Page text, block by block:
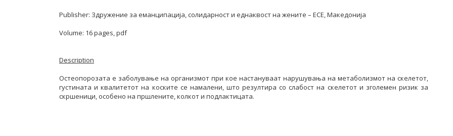
Publisher: Здружение за еманципација, солидарност и еднаквост на жените – ЕСЕ, Македонија
Volume: 16 pages, pdf
Description
Остеопорозата е заболување на организмот при кое настануваат нарушувања на метаболизмот на скелетот,
густината и квалитетот на коските се намалени, што резултира со слабост на скелетот и зголемен ризик за
скршеници, особено на пршлените, колкот и подлактицата.